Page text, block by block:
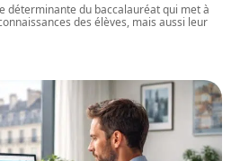
déterminante du baccalauréat qui met à
des élèves, mais aussi leur